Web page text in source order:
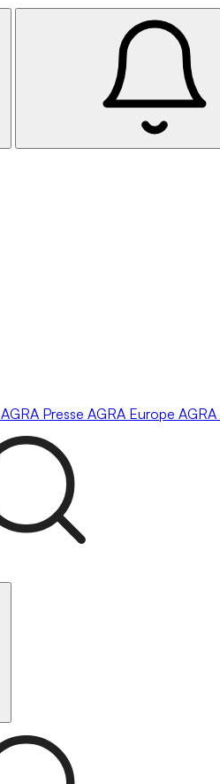
AGRA Presse AGRA Europe AGRA